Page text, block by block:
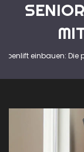
einbauen: Die